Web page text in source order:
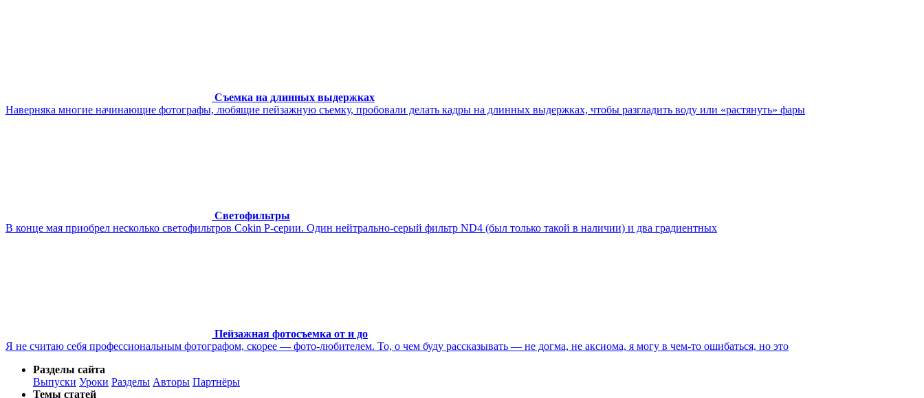
Съемка на длинных выдержках
Наверняка многие начинающие фотографы, любящие пейзажную съемку, пробовали делать кадры на длинных выдержках, чтобы разгладить воду или «растянуть» фары
Светофильтры
В конце мая приобрел несколько светофильтров Cokin P‑серии. Один нейтрально-серый фильтр ND4 (был только такой в наличии) и два градиентных
Пейзажная фотосъемка от и до
Я не считаю себя профессиональным фотографом, скорее — фото-любителем. То, о чем буду рассказывать — не догма, не аксиома, я могу в чем-то ошибаться, но это
Разделы сайта
Выпуски Уроки Разделы Авторы Партнёры
Темы статей